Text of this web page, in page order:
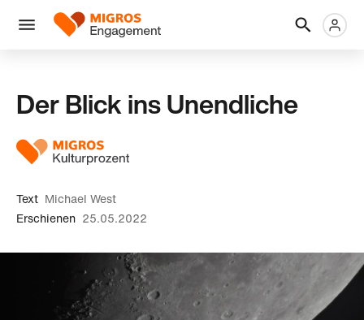
Navigation
überspringen
Menü
Logo
Der Blick ins Unendliche
Text Michael West
Erschienen 25.05.2022